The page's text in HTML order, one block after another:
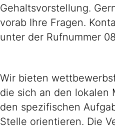
Gehaltsvorstellung.
vorab Ihre Fragen.
unter der Rufnummer
Wir bieten
die sich an den lokalen
den spezifischen
Stelle orientieren. Die